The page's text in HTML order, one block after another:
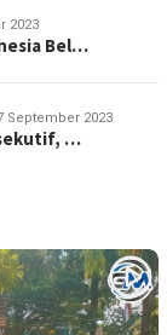
2023
Bel…
September 2023
…